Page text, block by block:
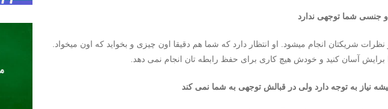
نظرات شریکتان انجام میشود. او انتظار دارد که شما هم دقیقا اون چیزی و بخواید که اون میخواد.
برایش آسان کنید و خودش هیچ کاری برای حفظ رابطه تان انجام نمی دهد.